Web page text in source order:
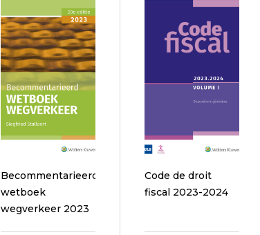
Becommentarieerd
wetboek
wegverkeer 2023
Code de droit
fiscal 2023-2024